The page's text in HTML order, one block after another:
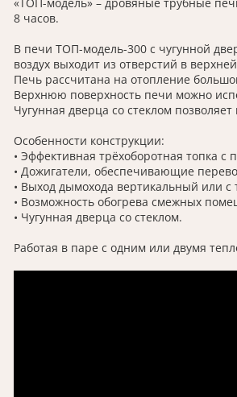
8 часов.
В печи ТОП-модель-300 с чугунной
воздух выходит из отверстий в
Печь рассчитана на отопление
Верхнюю поверхность печи можно
Чугунная дверца со стеклом
Особенности конструкции:
• Эффективная трёхоборотная топка с
• Дожигатели, обеспечивающие
• Выход дымохода вертикальный или
• Возможность обогрева смежных
• Чугунная дверца со стеклом.
Работая в паре с одним или двумя